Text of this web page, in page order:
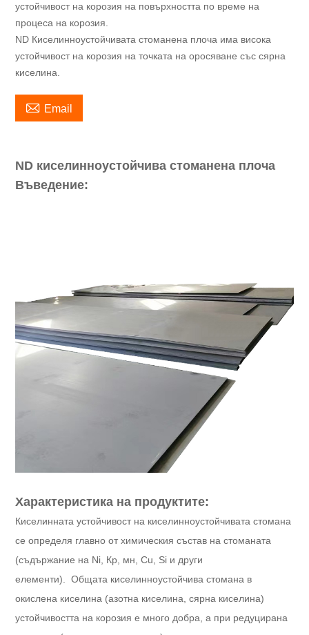
устойчивост на корозия на повърхността по време на
процеса на корозия.
ND Киселинноустойчивата стоманена плоча има висока
устойчивост на корозия на точката на оросяване със сярна
киселина.
 Email
ND киселинноустойчива стоманена плоча
Въведение:
Характеристика на продуктите:
Киселинната устойчивост на киселинноустойчивата стомана
се определя главно от химическия състав на стоманата
(съдържание на Ni, Кр, мн, Cu, Si и други
елементи).
Общата киселинноустойчива стомана в
окислена киселина (азотна киселина, сярна киселина)
устойчивостта на корозия е много добра, а при редуцирана